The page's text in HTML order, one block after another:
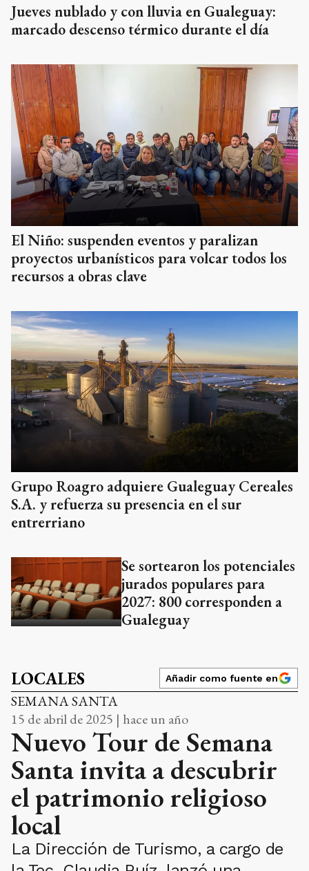
Jueves nublado y con lluvia en Gualeguay:
marcado descenso térmico durante el día
El Niño: suspenden eventos y paralizan
proyectos urbanísticos para volcar todos los
recursos a obras clave
Grupo Roagro adquiere Gualeguay Cereales
S.A. y refuerza su presencia en el sur
entrerriano
Se sortearon los potenciales
jurados populares para
2027: 800 corresponden a
Gualeguay
LOCALES Añadir como fuente en
SEMANA SANTA
15 de abril de 2025 | hace un año
Nuevo Tour de Semana
Santa invita a descubrir
el patrimonio religioso
local
La Dirección de Turismo, a cargo de